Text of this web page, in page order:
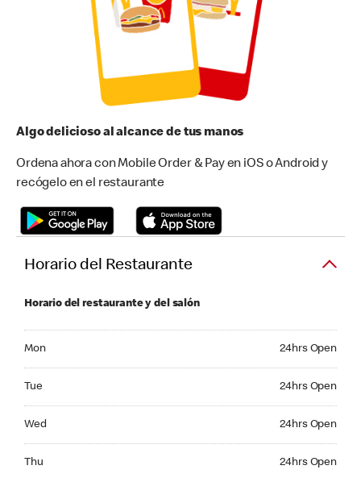
Algo delicioso al alcance de tus manos
Ordena ahora con Mobile Order & Pay en iOS o Android y
recógelo en el restaurante
Horario del Restaurante
Horario del restaurante y del salón
Mon 24hrs Open
Tue 24hrs Open
Wed 24hrs Open
Thu 24hrs Open